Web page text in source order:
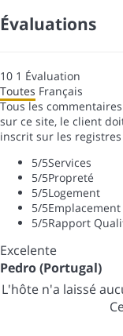
Évaluations
10 1 Évaluation
Toutes Français
Tous les
sur ce site, le client
inscrit sur les
5/5Services
5/5Propreté
5/5Logement
5/5Emplacement
5/5Rapport
Excelente
Pedro (Portugal)
L'hôte n'a laissé